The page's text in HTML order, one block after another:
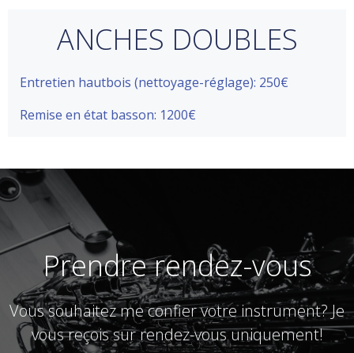
ANCHES DOUBLES
Entretien hautbois (nettoyage-réglage): 250€
Remise en état basson: 1200€
Prendre rendez-vous
Vous souhaitez me confier votre instrument? Je
vous reçois sur rendez-vous uniquement!